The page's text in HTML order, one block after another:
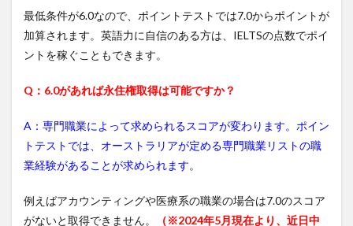
最低条件が6.0なので、ポイントテストでは7.0からポイントが
加算されます。英語力に自信のある方は、IELTSの点数でポイ
ントを稼ぐこともできます。
Q：6.0があれば永住権取得は可能ですか？
A：専門職業によって求められるスコアが変わります。ポイン
トテストでは、オーストラリアが定める専門職業リストの職
業経験があることが求められます。
例えばアカウンティングや医療系の職業の場合は7.0のスコア
がないと取得できません。
（※2024年5月現在より、近日中